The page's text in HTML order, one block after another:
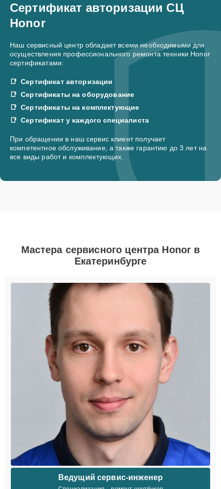
Сертификат авторизации СЦ
Honor
Наш сервисный центр обладает всеми необходимыми для
осуществления профессионального ремонта техники Honor
сертификатами:
Сертификат авторизации
Сертификаты на оборудование
Сертификаты на комплектующие
Сертификат у каждого специалиста
При обращении в наш сервис клиент получает
компетентное обслуживание, а также гарантию до 3 лет на
все виды работ и комплектующих.
Мастера сервисного центра Honor в
Екатеринбурге
Ведущий сервис-инженер